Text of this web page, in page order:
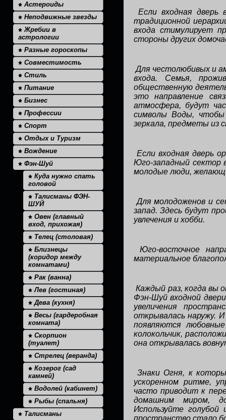
Астероиды
Неподвижные звезды
Жребии в
астрологии
Разные гороскопы
Совместимость
Стиль
Питание
Бизнес
Профессии
Спорт
Отдых и Туризм
Вождение
Фэн-Шуй
Куда нужно спать
головой
Талисманы ФЭН-
ШУЙ
Овен (главный
вход, прихожая)
Телец (столовая)
Близнецы
(коридор между
комнатами)
Рак (ванна)
Лев (гостиная)
Дева (кухня)
Весы (гардеробная
комната)
Скорпион
(туалет)
Стрелец (веранда)
Козерог (сад
камней)
Водолей (кабинет)
Рыбы (спальня)
Талисманы
Если входная
традиционной
входа стимулирует
стороны других
Для честолюбивых и
входа. Семья,
общественную
это направление
атмосфера, будут
символы Воды, чтобы
зеркала, предметы из
Если входная дверь
Юго-западный сектор
молодые люди,
Для молодоженов и
запад. Здесь будут
увлечения и хобби.
Юго-восточное
материальное
Каждый раз, когда вы
Фэн-Шуй входной
увеличения
открывалась наружу.
появляются
колокольчик,
она открывалась
Знаки Огня, к
ускоренном ритме,
часто приводит к
домашним миром,
Используйте
пространство стало